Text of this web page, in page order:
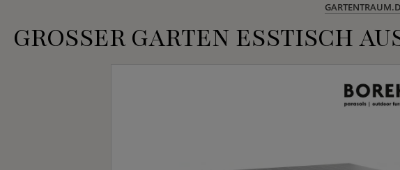
GROSSER GARTEN ESSTISCH